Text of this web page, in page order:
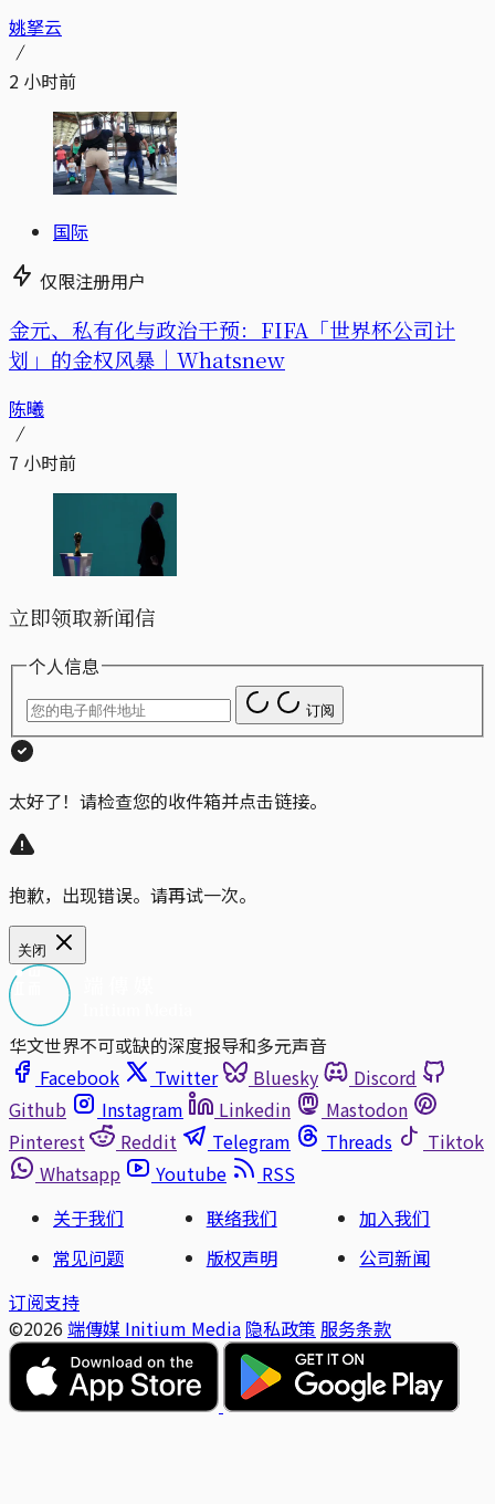
姚拏云
2 小时前
国际
仅限注册用户
金元、私有化与政治干预：FIFA「世界杯公司计
划」的金权风暴｜Whatsnew
陈曦
7 小时前
立即领取新闻信
个人信息
订阅
太好了！请检查您的收件箱并点击链接。
抱歉，出现错误。请再试一次。
关闭
华文世界不可或缺的深度报导和多元声音
Facebook
Twitter Bluesky
Discord
Github
Instagram Linkedin
Mastodon
Pinterest
Reddit Telegram Threads
Tiktok
Whatsapp
Youtube
RSS
关于我们
联络我们
加入我们
常见问题
版权声明
公司新闻
订阅支持
©2026 端傳媒 Initium Media 隐私政策 服务条款